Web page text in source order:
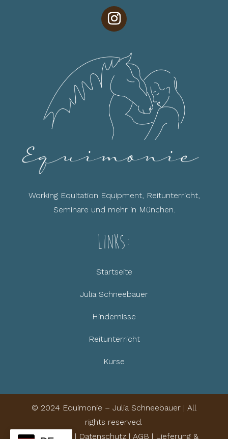
Working Equitation Equipment, Reitunterricht,
Seminare und mehr in München.
Links:
Startseite
Julia Schneebauer
Hindernisse
Reitunterricht
Kurse
© 2024 Equimonie – Julia Schneebauer | All
rights reserved.
Impressum
| Datenschutz | AGB | Lieferung &